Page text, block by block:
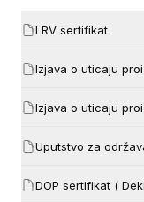
LRV sertifikat
Izjava o uticaju
Izjava o uticaju
Uputstvo za
DOP sertifikat (